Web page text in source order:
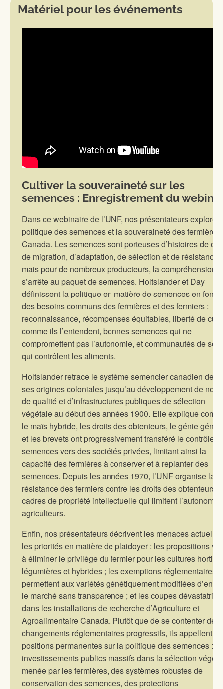
Matériel pour les événements
Cultiver la souveraineté sur les
semences : Enregistrement du
Dans ce webinaire de l’UNF, nos présentateurs
politique des semences et la souveraineté des fermières
Canada. Les semences sont porteuses d’histoires de
de migration, d’adaptation, de sélection et de résistance,
mais pour de nombreux producteurs, la compréhension
s’arrête au paquet de semences. Holtslander et Day
définissent la politique en matière de semences en
des besoins communs des fermières et des fermiers :
reconnaissance, récompenses équitables, liberté de
comme ils l’entendent, bonnes semences qui ne
compromettent pas l’autonomie, et communautés de
qui contrôlent les aliments.
Holtslander retrace le système semencier canadien
ses origines coloniales jusqu’au développement de
de qualité et d’infrastructures publiques de sélection
végétale au début des années 1900. Elle explique
le maïs hybride, les droits des obtenteurs, le génie
et les brevets ont progressivement transféré le contrôle
semences vers des sociétés privées, limitant ainsi la
capacité des fermières à conserver et à replanter des
semences. Depuis les années 1970, l’UNF organise la
résistance des fermiers contre les droits des obtenteurs
cadres de propriété intellectuelle qui limitent l’autonomie
agriculteurs.
Enfin, nos présentateurs décrivent les menaces
les priorités en matière de plaidoyer : les propositions
à éliminer le privilège du fermier pour les cultures
légumières et hybrides ; les exemptions réglementaires
permettent aux variétés génétiquement modifiées
le marché sans transparence ; et les coupes
dans les installations de recherche d’Agriculture et
Agroalimentaire Canada. Plutôt que de se contenter de
changements réglementaires progressifs, ils appellent à
positions permanentes sur la politique des semences :
investissements publics massifs dans la sélection
menée par les fermières, des systèmes robustes de
conservation des semences, des protections